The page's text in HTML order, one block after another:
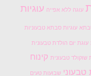
עוגה ללא אפייה עוגיות
עוגיות סבתא טבעוניות
עוגת יום הולדת טבעונית
שוקולד טבעונית קינוח
טבעוני שבועות טעים